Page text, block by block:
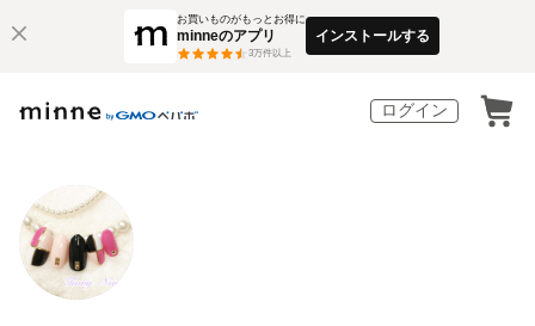
お買いものがもっとお得に
minneのアプリ
3万件以上
インストールする
ログイン